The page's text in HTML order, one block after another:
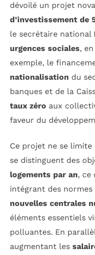
dévoilé un projet
d’investissement de
le secrétaire national
urgences sociales,
exemple, le
nationalisation du
banques et de la
taux zéro aux
faveur du
Ce projet ne se
se distinguent des
logements par an, ce
intégrant des
nouvelles centrales
éléments essentiels
polluantes. En
augmentant les